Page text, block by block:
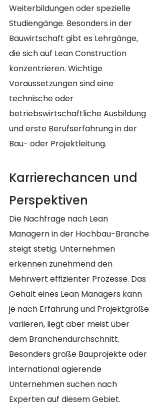
Weiterbildungen oder spezielle
Studiengänge. Besonders in der
Bauwirtschaft gibt es Lehrgänge,
die sich auf Lean Construction
konzentrieren. Wichtige
Voraussetzungen sind eine
technische oder
betriebswirtschaftliche Ausbildung
und erste Berufserfahrung in der
Bau- oder Projektleitung.
Karrierechancen und
Perspektiven
Die Nachfrage nach Lean
Managern in der Hochbau-Branche
steigt stetig. Unternehmen
erkennen zunehmend den
Mehrwert effizienter Prozesse. Das
Gehalt eines Lean Managers kann
je nach Erfahrung und Projektgröße
variieren, liegt aber meist über
dem Branchendurchschnitt.
Besonders große Bauprojekte oder
international agierende
Unternehmen suchen nach
Experten auf diesem Gebiet.